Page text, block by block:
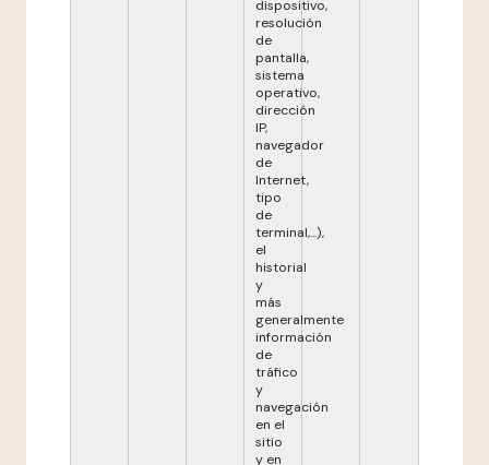
dispositivo,
resolución
de
pantalla,
sistema
operativo,
dirección
IP,
navegador
de
Internet,
tipo
de
terminal,...),
el
historial
y
más
generalmente
información
de
tráfico
y
navegación
en el
sitio
y en